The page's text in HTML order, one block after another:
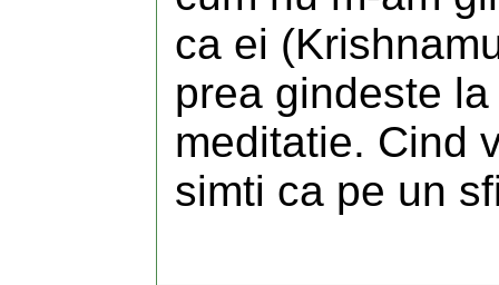
ca ei
prea gindeste
meditatie. Cind
simti ca pe un